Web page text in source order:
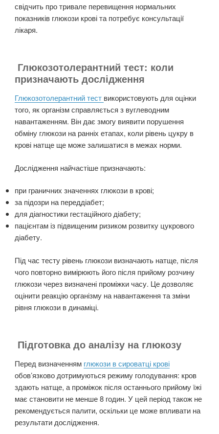
свідчить про тривале перевищення нормальних
показників глюкози крові та потребує консультації
лікаря.
Глюкозотолерантний тест: коли
призначають дослідження
Глюкозотолерантний тест використовують для оцінки
того, як організм справляється з вуглеводним
навантаженням. Він дає змогу виявити порушення
обміну глюкози на ранніх етапах, коли рівень цукру в
крові натще ще може залишатися в межах норми.
Дослідження найчастіше призначають:
при граничних значеннях глюкози в крові;
за підозри на переддіабет;
для діагностики гестаційного діабету;
пацієнтам із підвищеним ризиком розвитку цукрового
діабету.
Під час тесту рівень глюкози визначають натще, після
чого повторно вимірюють його після прийому розчину
глюкози через визначені проміжки часу. Це дозволяє
оцінити реакцію організму на навантаження та зміни
рівня глюкози в динаміці.
Підготовка до аналізу на глюкозу
Перед визначенням глюкози в сироватці крові
обов’язково дотримуються режиму голодування: кров
здають натще, а проміжок після останнього прийому їжі
має становити не менше 8 годин. У цей період також не
рекомендується палити, оскільки це може впливати на
результати дослідження.